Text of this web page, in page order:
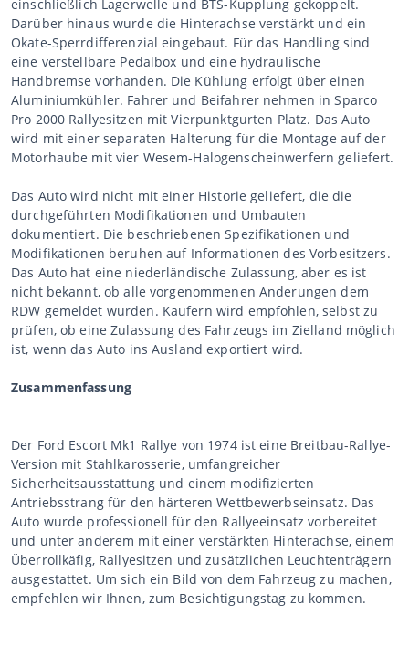
einschließlich Lagerwelle und BTS-Kupplung gekoppelt.
Darüber hinaus wurde die Hinterachse verstärkt und ein
Okate-Sperrdifferenzial eingebaut. Für das Handling sind
eine verstellbare Pedalbox und eine hydraulische
Handbremse vorhanden. Die Kühlung erfolgt über einen
Aluminiumkühler. Fahrer und Beifahrer nehmen in Sparco
Pro 2000 Rallyesitzen mit Vierpunktgurten Platz. Das Auto
wird mit einer separaten Halterung für die Montage auf der
Motorhaube mit vier Wesem-Halogenscheinwerfern geliefert.
Das Auto wird nicht mit einer Historie geliefert, die die
durchgeführten Modifikationen und Umbauten
dokumentiert. Die beschriebenen Spezifikationen und
Modifikationen beruhen auf Informationen des Vorbesitzers.
Das Auto hat eine niederländische Zulassung, aber es ist
nicht bekannt, ob alle vorgenommenen Änderungen dem
RDW gemeldet wurden. Käufern wird empfohlen, selbst zu
prüfen, ob eine Zulassung des Fahrzeugs im Zielland möglich
ist, wenn das Auto ins Ausland exportiert wird.
Zusammenfassung
Der Ford Escort Mk1 Rallye von 1974 ist eine Breitbau-Rallye-
Version mit Stahlkarosserie, umfangreicher
Sicherheitsausstattung und einem modifizierten
Antriebsstrang für den härteren Wettbewerbseinsatz. Das
Auto wurde professionell für den Rallyeeinsatz vorbereitet
und unter anderem mit einer verstärkten Hinterachse, einem
Überrollkäfig, Rallyesitzen und zusätzlichen Leuchtenträgern
ausgestattet. Um sich ein Bild von dem Fahrzeug zu machen,
empfehlen wir Ihnen, zum Besichtigungstag zu kommen.